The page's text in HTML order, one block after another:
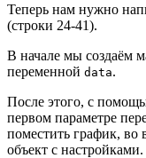
Теперь нам нужно
(строки 24-41).
В начале мы создаём
переменной data.
После этого, с
первом параметре
поместить график, во
объект с настройками.